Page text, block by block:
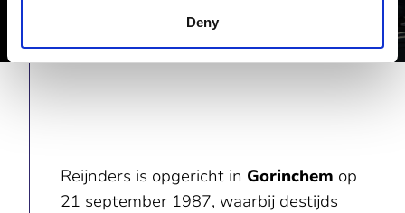
Deny
Reijnders is opgericht in Gorinchem op
21 september 1987, waarbij destijds